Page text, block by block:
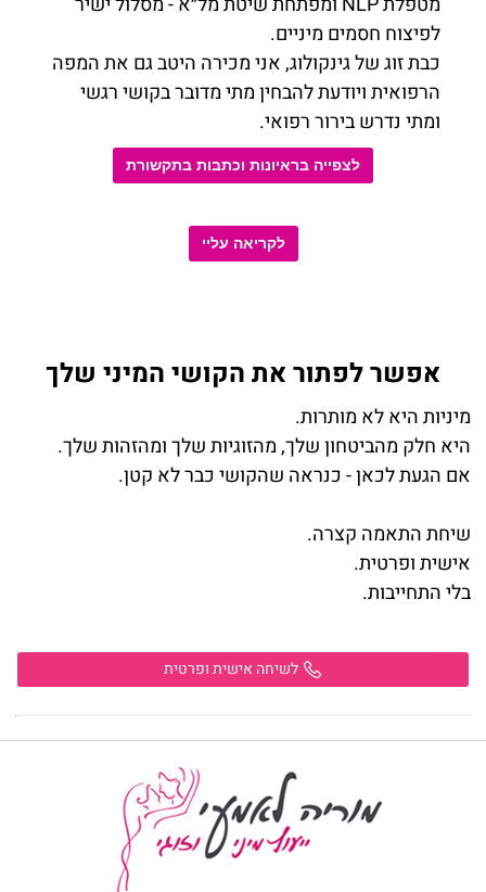
לפיצוח חסמים מיניים.
כבת זוג של גינקולוג, אני מכירה היטב גם את המפה
הרפואית ויודעת להבחין מתי מדובר בקושי רגשי
ומתי נדרש בירור רפואי.
לצפייה בראיונות וכתבות בתקשורת
לקריאה עליי
אפשר לפתור את הקושי המיני שלך
מיניות היא לא מותרות.
היא חלק מהביטחון שלך, מהזוגיות שלך ומהזהות שלך.
אם הגעת לכאן - כנראה שהקושי כבר לא קטן.
שיחת התאמה קצרה.
אישית ופרטית.
בלי התחייבות.
לשיחה אישית ופרטית